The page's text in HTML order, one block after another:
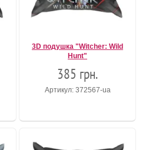
3D подушка "Witcher: Wild
Hunt"
385 грн.
Артикул: 372567-ua